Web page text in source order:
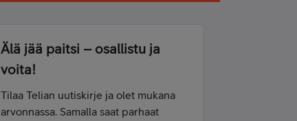
Älä jää paitsi – osallistu ja
voita!
Tilaa Telian uutiskirje ja olet mukana
arvonnassa. Samalla saat parhaat